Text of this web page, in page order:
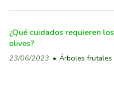
¿Qué cuidados requieren los
olivos?
23/06/2023 Árboles frutales